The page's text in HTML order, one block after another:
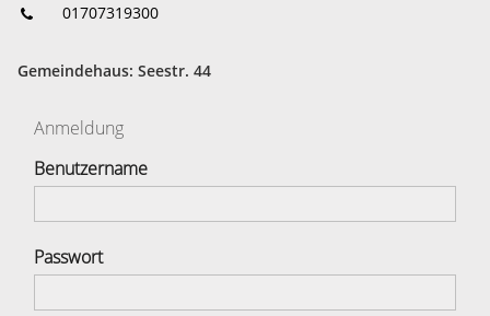
01707319300
Gemeindehaus: Seestr. 44
Anmeldung
Benutzername
Passwort